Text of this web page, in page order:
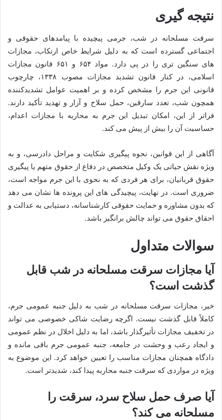
نتیجه گیری
سرقت مسلحانه در شب، جرمی پیچیده با پیامدهای حقوقی و
اجتماعی گسترده است که به دلیل شرایط خاص ارتکاب، مجازات
های سنگین تری را در پی دارد. مواد ۶۵۴ و ۶۵۱ قانون مجازات
اسلامی، در کنار قانون تشدید مجازات مصوب ۱۳۳۸، چارچوب
قانونی این جرم را مشخص کرده و بر اهمیت عوامل تشدیدکننده
همچون شب، تعدد سارقین، حمل سلاح و آزار و تهدید تأکید دارند.
فراتر از این، امکان تبدیل این جرم به محاربه با مجازات اعدام،
حساسیت آن را بیش از پیش می کند.
آگاهی از این قوانین، نحوه پیگیری شکایت و مراحل دادرسی، و به
ویژه نقش حیاتی یک وکیل متخصص در دفاع از حقوق متهم یا پیگیری
حقوق قربانیان، برای هر فردی که به نحوی با این جرم مواجه است،
ضروری است. در نهایت، پیچیدگی های این پرونده ها نشان می دهد
که بدون مشاوره و حمایت حقوقی کارشناسانه، دستیابی به عدالت و
احقاق حقوق می تواند چالش برانگیز باشد.
سوالات متداول
آیا مجازات سرقت مسلحانه در شب قابل
گذشت است؟
خیر، مجازات سرقت مسلحانه در شب به دلیل جنبه عمومی جرم،
کاملاً قابل گذشت نیست. اگرچه رضایت شاکی خصوصی می تواند
در تخفیف مجازات تأثیرگذار باشد، اما به دلیل اخلال در نظم عمومی
و ایجاد رعب و وحشت در جامعه، جنبه عمومی جرم باقی مانده و
دادگاه همچنان مجازات مناسب را تعیین خواهد کرد. این موضوع به
ویژه در مواردی که سرقت جنبه محاربه پیدا کند، شدیدتر است.
آیا صرف حمل سلاح سرد، سرقت را
مسلحانه می کند؟